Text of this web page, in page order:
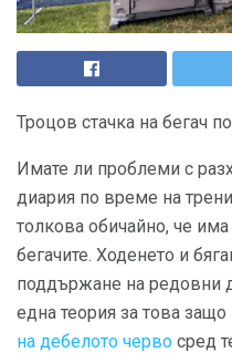
Троцов стачка на бегач
Имате ли проблеми с
диария по време на
толкова обичайно, че
бегачите. Ходенето и
поддържане на редовни
една теория за това
на дебелото черво сред